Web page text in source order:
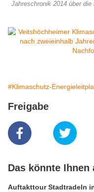
Jahreschronik 2014 über
#Klimaschutz-
Freigabe
Das könnte Ihnen
Auftakttour Stadtradeln